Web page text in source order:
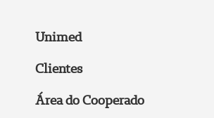
Unimed
Clientes
Área do Cooperado